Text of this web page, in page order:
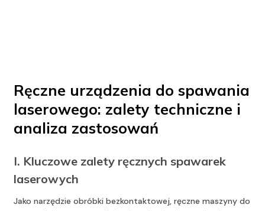
Ręczne urządzenia do spawania
laserowego: zalety techniczne i
analiza zastosowań
I. Kluczowe zalety ręcznych spawarek
laserowych
Jako narzędzie obróbki bezkontaktowej, ręczne maszyny do